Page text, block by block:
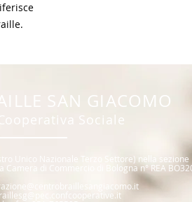
SAN GIACOMO
rativa Sociale
Unico Nazionale T
erzo Settore) nella
Camera di Commercio di Bologna n° REA